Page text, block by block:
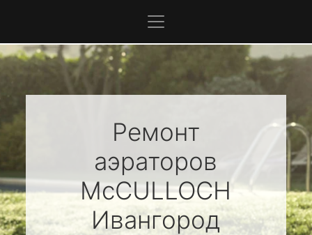
Ремонт
аэраторов
McCULLOCH
Ивангород